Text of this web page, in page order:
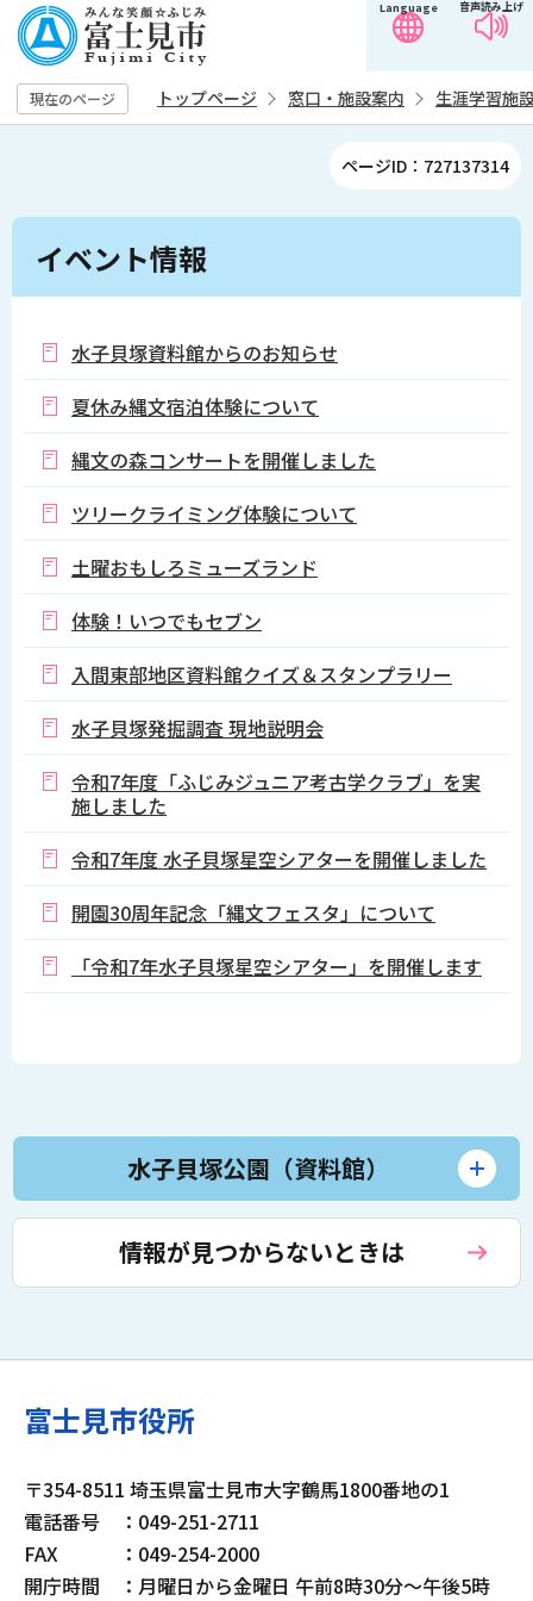
の
ペ
ー
す
音声読み上げ
Language
現在のページ トップページ 窓口・施設案内 生涯学習施
ページID：727137314
本
イベント情報
水子貝塚資料館からのお知らせ
夏休み縄文宿泊体験について
縄文の森コンサートを開催しました
ツリークライミング体験について
土曜おもしろミューズランド
体験！いつでもセブン
入間東部地区資料館クイズ＆スタンプラリー
水子貝塚発掘調査 現地説明会
令和7年度「ふじみジュニア考古学クラブ」を実
施しました
令和7年度 水子貝塚星空シアターを開催しました
開園30周年記念「縄文フェスタ」について
「令和7年水子貝塚星空シアター」を開催します
水子貝塚公園（資料館）
情報が見つからないときは
富士見市役所
〒354-8511 埼玉県富士見市大字鶴馬1800番地の1
電話番号
：049-251-2711
FAX
：049-254-2000
開庁時間
：月曜日から金曜日 午前8時30分～午後5時